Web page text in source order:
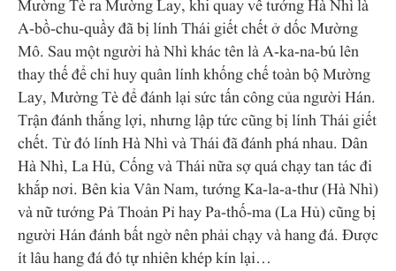
Mường Tè ra Mường Lay, khi quay về tướng Hà Nhì là
A-bồ-chu-quầy đã bị lính Thái giết chết ở dốc Mường
Mô. Sau một người hà Nhì khác tên là A-ka-na-bú lên
thay thế để chỉ huy quân lính khống chế toàn bộ Mường
Lay, Mường Tè để đánh lại sức tấn công của người Hán.
Trận đánh thắng lợi, nhưng lập tức cũng bị lính Thái giết
chết. Từ đó lính Hà Nhì và Thái đã đánh phá nhau. Dân
Hà Nhì, La Hủ, Cống và Thái nữa sợ quá chạy tan tác đi
khắp nơi. Bên kia Vân Nam, tướng Ka-la-a-thư (Hà Nhì)
và nữ tướng Pả Thoản Pỉ hay Pa-thố-ma (La Hủ) cũng bị
người Hán đánh bất ngờ nên phải chạy và hang đá. Được
ít lâu hang đá đó tự nhiên khép kín lại…